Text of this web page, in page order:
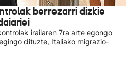
berrezarri dizkie
irailaren 7ra arte egongo
dituzte, Italiako migrazio-